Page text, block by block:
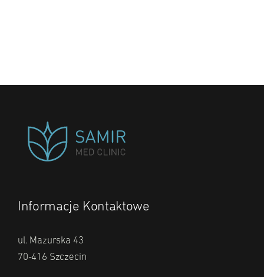
Informacje Kontaktowe
ul. Mazurska 43
70-416 Szczecin